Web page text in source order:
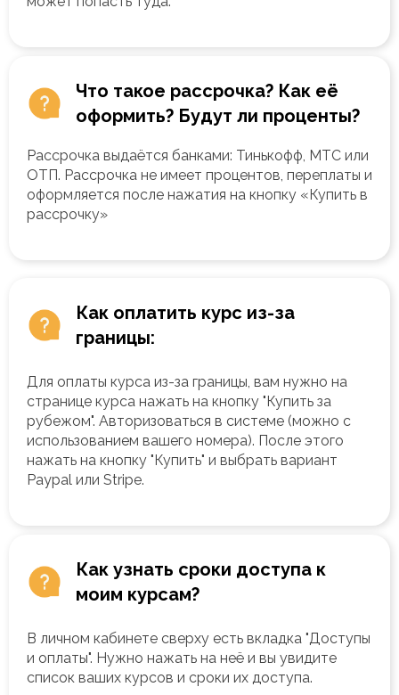
Что такое рассрочка? Как её
оформить? Будут ли проценты?
Рассрочка выдаётся банками: Тинькофф, МТС или
ОТП. Рассрочка не имеет процентов, переплаты и
оформляется после нажатия на кнопку «Купить в
рассрочку»
Как оплатить курс из-за
границы:
Для оплаты курса из-за границы, вам нужно на
странице курса нажать на кнопку "Купить за
рубежом". Авторизоваться в системе (можно с
использованием вашего номера). После этого
нажать на кнопку "Купить" и выбрать вариант
Paypal или Stripe.
Как узнать сроки доступа к
моим курсам?
В личном кабинете сверху есть вкладка "Доступы
и оплаты". Нужно нажать на неё и вы увидите
список ваших курсов и сроки их доступа.